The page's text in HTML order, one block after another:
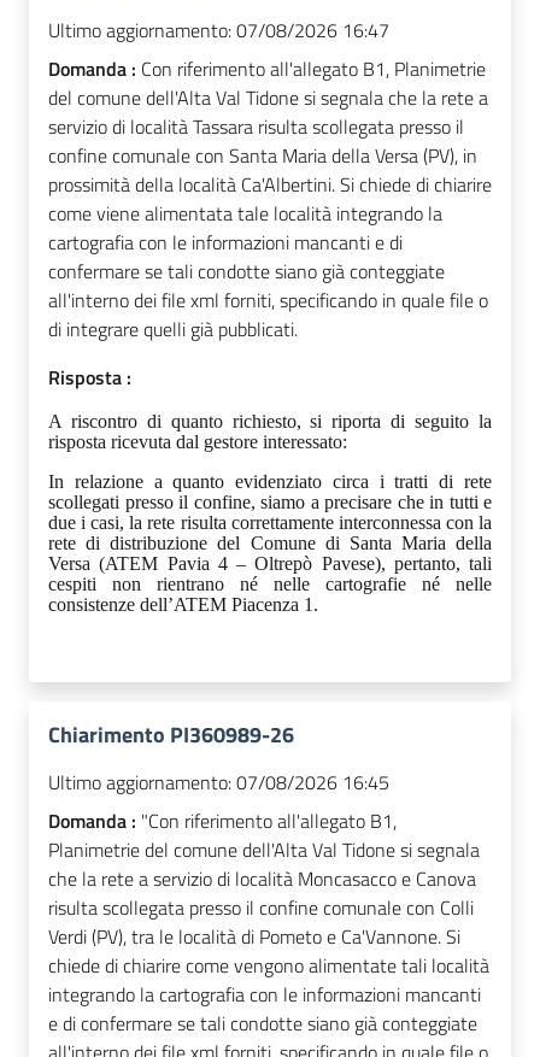
Ultimo aggiornamento:07/08/2026 16:47
Domanda : Con riferimento all'allegato B1, Planimetrie
del comune dell'Alta Val Tidone si segnala che la rete a
servizio di località Tassara risulta scollegata presso il
confine comunale con Santa Maria della Versa (PV), in
prossimità della località Ca'Albertini. Si chiede di chiarire
come viene alimentata tale località integrando la
cartografia con le informazioni mancanti e di
confermare se tali condotte siano già conteggiate
all'interno dei file xml forniti, specificando in quale file o
di integrare quelli già pubblicati.
Risposta :
A riscontro di quanto richiesto, si riporta di seguito la
risposta ricevuta dal gestore interessato:
In relazione a quanto evidenziato circa i tratti di rete
scollegati presso il confine, siamo a precisare che in tutti e
due i casi, la rete risulta correttamente interconnessa con la
rete di distribuzione del Comune di Santa Maria della
Versa (ATEM Pavia 4 – Oltrepò Pavese), pertanto, tali
cespiti non rientrano né nelle cartografie né nelle
consistenze dell’ATEM Piacenza 1.
Chiarimento PI360989-26
Ultimo aggiornamento:07/08/2026 16:45
Domanda : "Con riferimento all'allegato B1,
Planimetrie del comune dell'Alta Val Tidone si segnala
che la rete a servizio di località Moncasacco e Canova
risulta scollegata presso il confine comunale con Colli
Verdi (PV), tra le località di Pometo e Ca'Vannone. Si
chiede di chiarire come vengono alimentate tali località
integrando la cartografia con le informazioni mancanti
e di confermare se tali condotte siano già conteggiate